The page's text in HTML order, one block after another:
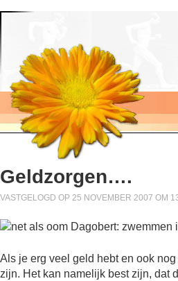
Geldzorgen….
VASTGELOGD OP 25 NOVEMBER 2007 OM
Als je erg veel geld hebt en ook
zijn. Het kan namelijk best zijn, dat